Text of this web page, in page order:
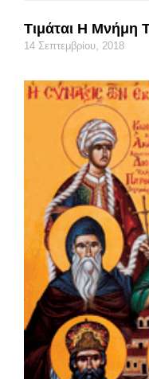
Τιμάται Η Μνήμη
14 Σεπτεμβρίου, 2018